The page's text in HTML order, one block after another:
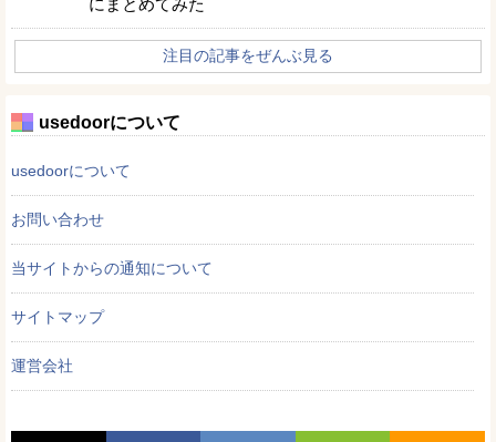
にまとめてみた
注目の記事をぜんぶ見る
usedoorについて
usedoorについて
お問い合わせ
当サイトからの通知について
サイトマップ
運営会社